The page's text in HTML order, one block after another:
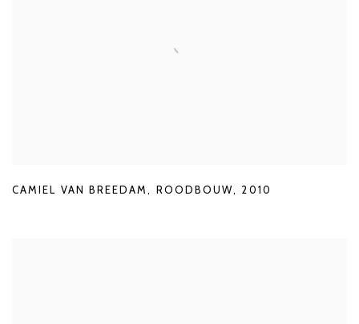
CAMIEL VAN BREEDAM, ROODBOUW, 2010